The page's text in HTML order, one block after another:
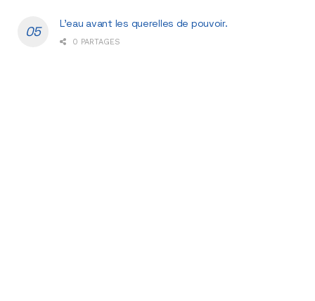
L’eau avant les querelles de pouvoir.
0 PARTAGES